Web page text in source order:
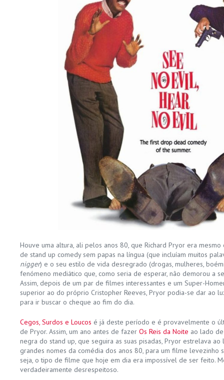
Houve uma altura, ali pelos anos 80, que Richard Pryor era mesmo
de stand up comedy sem papas na língua (que incluíam muitos
nigger) e o seu estilo de vida desregrado (drogas, mulheres,
fenómeno mediático que, como seria de esperar, não demorou a
Assim, depois de um par de filmes interessantes e um Super-
superior ao do próprio Cristopher Reeves, Pryor podia-se dar ao
para ir buscar o cheque ao fim do dia.
Cegos, Surdos e Loucos é já deste período e é provavelmente o
de Pryor. Assim, um ano antes de fazer Os Reis da Noite ao lado
negra do stand up, que seguira as suas pisadas, Pryor estrelava
grandes nomes da comédia dos anos 80, para um filme levezinho
seja, o tipo de filme que hoje em dia era impossível de ser feito.
verdadeiramente desrespeitoso.